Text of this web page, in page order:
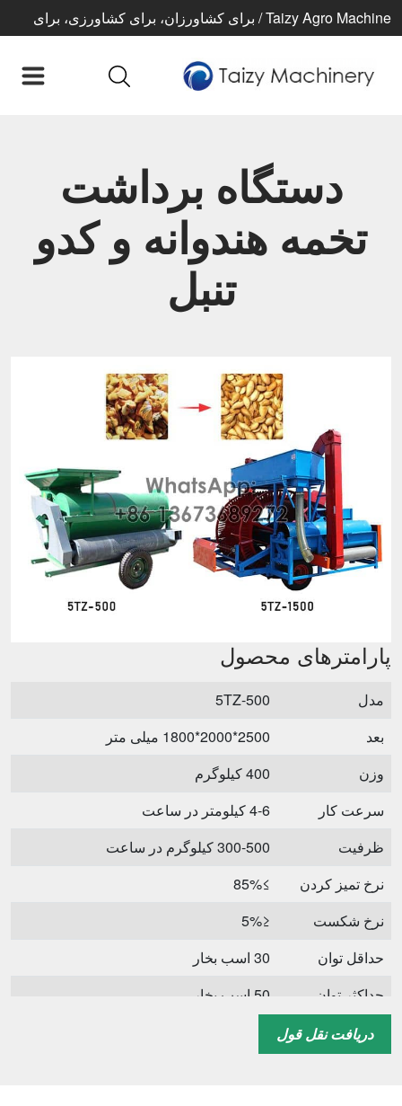
Taizy Agro Machine / برای کشاورزان، برای کشاورزی، برای
دستگاه برداشت
تخمه هندوانه و کدو
تنبل
پارامترهای محصول
مدل
5TZ-500
بعد
2500*2000*1800 میلی متر
وزن
400 کیلوگرم
سرعت کار
4-6 کیلومتر در ساعت
ظرفیت
300-500 کیلوگرم در ساعت
نرخ تمیز کردن
≥85%
نرخ شکست
≤5%
حداقل توان
30 اسب بخار
حداکثر توان
50 اسب بخار
R.P.M
دریافت نقل قول